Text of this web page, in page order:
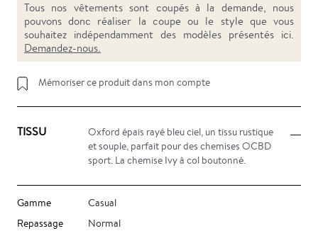
Tous nos vêtements sont coupés à la demande, nous
pouvons donc réaliser la coupe ou le style que vous
souhaitez indépendamment des modèles présentés ici.
Demandez-nous.
Mémoriser ce produit dans mon compte
TISSU
Oxford épais rayé bleu ciel, un tissu rustique
et souple, parfait pour des chemises OCBD
sport. La chemise Ivy à col boutonné.
Gamme
Casual
Repassage
Normal